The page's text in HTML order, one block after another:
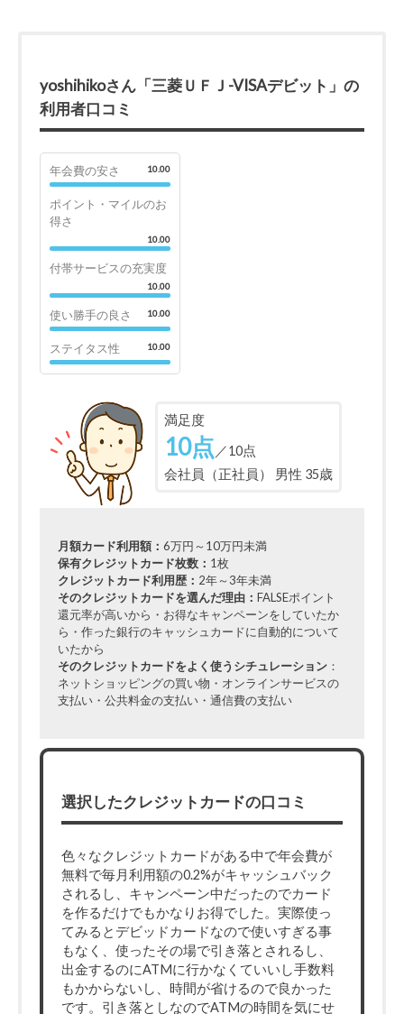
yoshihikoさん「三菱ＵＦＪ-VISAデビット」の
利用者口コミ
年会費の安さ 10.00
ポイント・マイルのお
得さ
10.00
付帯サービスの充実度
10.00
使い勝手の良さ 10.00
ステイタス性 10.00
満足度
10点 ／10点
会社員（正社員） 男性 35歳
月額カード利用額：6万円～10万円未満
保有クレジットカード枚数： 1枚
クレジットカード利用歴： 2年～3年未満
そのクレジットカードを選んだ理由：FALSEポイント
還元率が高いから・お得なキャンペーンをしていたか
ら・作った銀行のキャッシュカードに自動的について
いたから
そのクレジットカードをよく使うシチュレーション ：
ネットショッピングの買い物・オンラインサービスの
支払い・公共料金の支払い・通信費の支払い
選択したクレジットカードの口コミ
色々なクレジットカードがある中で年会費が
無料で毎月利用額の0.2%がキャッシュバック
されるし、キャンペーン中だったのでカード
を作るだけでもかなりお得でした。実際使っ
てみるとデビッドカードなので使いすぎる事
もなく、使ったその場で引き落とされるし、
出金するのにATMに行かなくていいし手数料
もかからないし、時間が省けるので良かった
です。引き落としなのでATMの時間を気にせ